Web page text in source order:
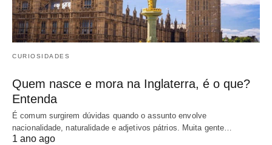
CURIOSIDADES
Quem nasce e mora na Inglaterra, é o que?
Entenda
É comum surgirem dúvidas quando o assunto envolve
nacionalidade, naturalidade e adjetivos pátrios. Muita gente…
1 ano ago